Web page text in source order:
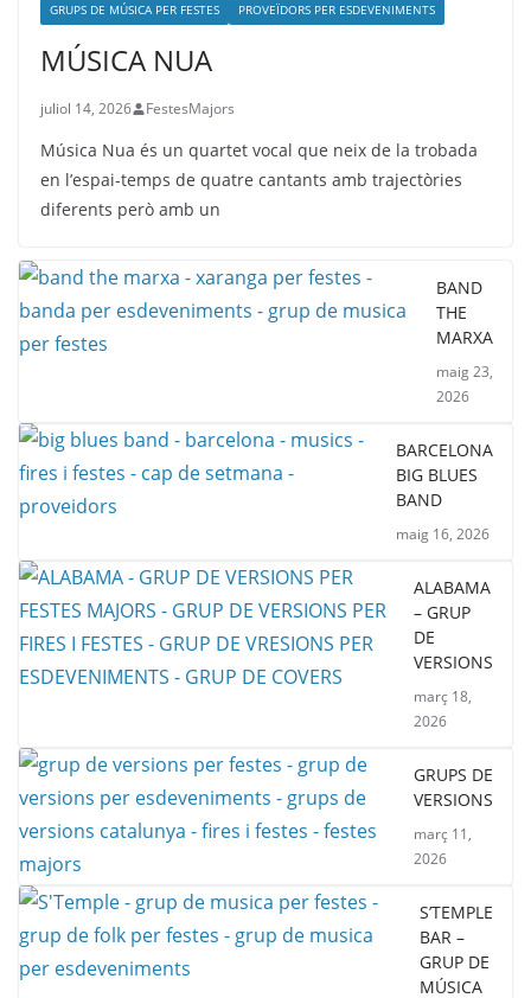
GRUPS DE MÚSICA PER FESTES PROVEÏDORS PER ESDEVENIMENTS
MÚSICA NUA
juliol 14, 2026 FestesMajors
Música Nua és un quartet vocal que neix de la trobada
en l’espai-temps de quatre cantants amb trajectòries
diferents però amb un
BAND
THE
MARXA
maig 23,
2026
BARCELONA
BIG BLUES
BAND
maig 16, 2026
ALABAMA
– GRUP
DE
VERSIONS
març 18,
2026
GRUPS DE
VERSIONS
març 11,
2026
S’TEMPLE
BAR –
GRUP DE
MÚSICA